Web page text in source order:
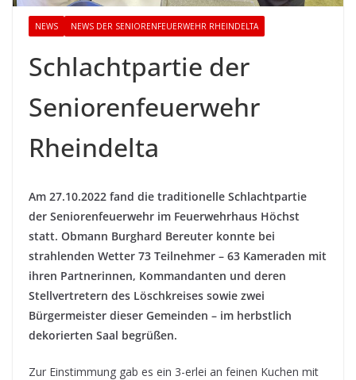
NEWS NEWS DER SENIORENFEUERWEHR RHEINDELTA
Schlachtpartie der
Seniorenfeuerwehr
Rheindelta
Am 27.10.2022 fand die traditionelle Schlachtpartie
der Seniorenfeuerwehr im Feuerwehrhaus Höchst
statt. Obmann Burghard Bereuter konnte bei
strahlenden Wetter 73 Teilnehmer – 63 Kameraden mit
ihren Partnerinnen, Kommandanten und deren
Stellvertretern des Löschkreises sowie zwei
Bürgermeister dieser Gemeinden – im herbstlich
dekorierten Saal begrüßen.
Zur Einstimmung gab es ein 3-erlei an feinen Kuchen mit